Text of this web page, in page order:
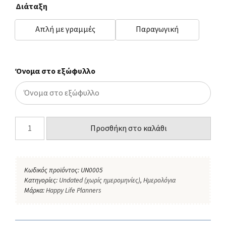
Διάταξη
Απλή με γραμμές Παραγωγική
Όνομα στο εξώφυλλο
Προσθήκη στο καλάθι
Κωδικός προϊόντος: UN0005
Κατηγορίες: Undated (χωρίς ημερομηνίες), Ημερολόγια
Μάρκα:Happy Life Planners